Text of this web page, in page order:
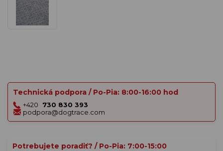
Technická podpora / Po-Pia: 8:00-16:00 hod
+420
730 830 393
podpora@dogtrace.com
Potrebujete poradiť? / Po-Pia: 7:00-15:00